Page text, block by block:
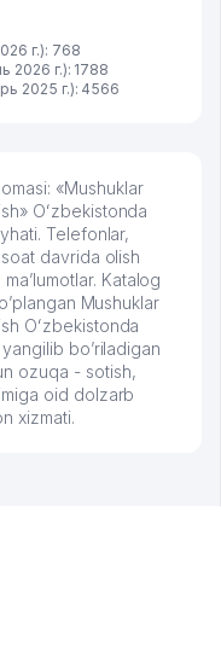
г.): 768
2026 г.): 1788
2025 г.): 4566
«Mushuklar
Oʻzbekistonda
Telefonlar,
davrida olish
Katalog
Mushuklar
Oʻzbekistonda
bo’riladigan
ozuqa - sotish,
oid dolzarb
xizmati.